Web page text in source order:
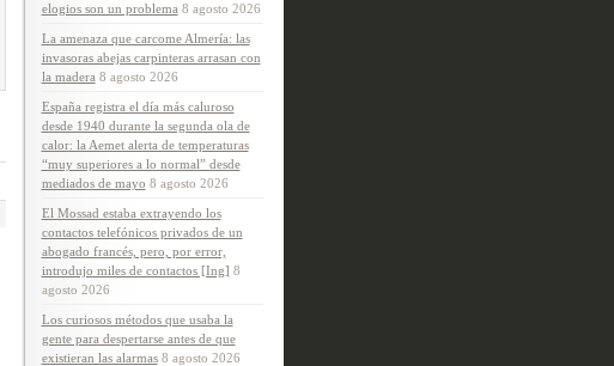
elogios son un problema 8 agosto 2026
La amenaza que carcome Almería: las
invasoras abejas carpinteras arrasan con
la madera 8 agosto 2026
España registra el día más caluroso
desde 1940 durante la segunda ola de
calor: la Aemet alerta de temperaturas
“muy superiores a lo normal” desde
mediados de mayo 8 agosto 2026
El Mossad estaba extrayendo los
contactos telefónicos privados de un
abogado francés, pero, por error,
introdujo miles de contactos [Ing] 8
agosto 2026
Los curiosos métodos que usaba la
gente para despertarse antes de que
existieran las alarmas 8 agosto 2026